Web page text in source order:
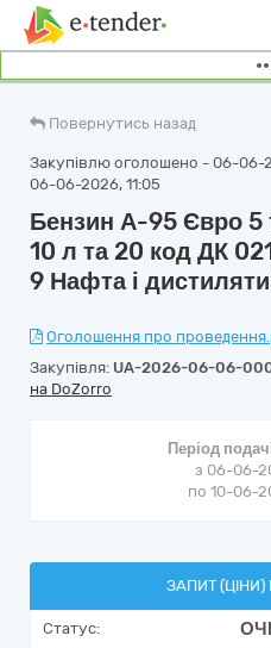
Повернутись назад
Закупівлю оголошено - 06-06-
06-06-2026, 11:05
Бензин А-95 Євро 5
10 л та 20 код ДК
9 Нафта і
Оголошення про
Закупівля: UA-2026-06-06-
на DoZorro
Період
з 06-06-
по 10-06-
ЗАПИТ
Статус: